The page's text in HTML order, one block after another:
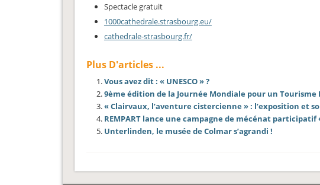
Spectacle gratuit
1000cathedrale.strasbourg.eu/
cathedrale-strasbourg.fr/
Plus D'articles ...
Vous avez dit : « UNESCO » ?
9ème édition de la Journée Mondiale pour un Tourisme
« Clairvaux, l’aventure cistercienne » : l’exposition et
REMPART lance une campagne de mécénat
Unterlinden, le musée de Colmar s’agrandi !